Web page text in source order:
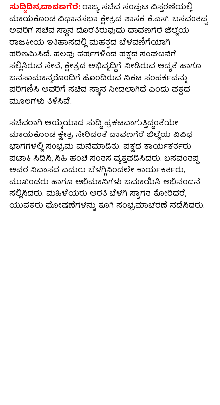
ಸುದ್ದಿದಿನ,ದಾವಣಗೆರೆ:ರಾಜ್ಯ ಸಚಿವ ಸಂಪುಟ ವಿಸ್ತರಣೆಯಲ್ಲಿ
ಮಾಯಕೊಂಡ ವಿಧಾನಸಭಾ ಕ್ಷೇತ್ರದ ಶಾಸಕ ಕೆ.ಎಸ್. ಬಸವಂತಪ್ಪ
ಅವರಿಗೆ ಸಚಿವ ಸ್ಥಾನ ದೊರೆತಿರುವುದು ದಾವಣಗೆರೆ ಜಿಲ್ಲೆಯ
ರಾಜಕೀಯ ಇತಿಹಾಸದಲ್ಲಿ ಮಹತ್ವದ ಬೆಳವಣಿಗೆಯಾಗಿ
ಪರಿಣಮಿಸಿದೆ. ಹಲವು ವರ್ಷಗಳಿಂದ ಪಕ್ಷದ ಸಂಘಟನೆಗೆ
ಸಲ್ಲಿಸಿರುವ ಸೇವೆ, ಕ್ಷೇತ್ರದ ಅಭಿವೃದ್ಧಿಗೆ ನೀಡಿರುವ ಆದ್ಯತೆ ಹಾಗೂ
ಜನಸಾಮಾನ್ಯರೊಂದಿಗೆ ಹೊಂದಿರುವ ನಿಕಟ ಸಂಪರ್ಕವನ್ನು
ಪರಿಗಣಿಸಿ ಅವರಿಗೆ ಸಚಿವ ಸ್ಥಾನ ನೀಡಲಾಗಿದೆ ಎಂದು ಪಕ್ಷದ
ಮೂಲಗಳು ತಿಳಿಸಿವೆ.
ಸಚಿವರಾಗಿ ಆಯ್ಕೆಯಾದ ಸುದ್ದಿ ಪ್ರಕಟವಾಗುತ್ತಿದ್ದಂತೆಯೇ
ಮಾಯಕೊಂಡ ಕ್ಷೇತ್ರ ಸೇರಿದಂತೆ ದಾವಣಗೆರೆ ಜಿಲ್ಲೆಯ ವಿವಿಧ
ಭಾಗಗಳಲ್ಲಿ ಸಂಭ್ರಮ ಮನೆಮಾಡಿತು. ಪಕ್ಷದ ಕಾರ್ಯಕರ್ತರು
ಪಟಾಕಿ ಸಿಡಿಸಿ, ಸಿಹಿ ಹಂಚಿ ಸಂತಸ ವ್ಯಕ್ತಪಡಿಸಿದರು. ಬಸವಂತಪ್ಪ
ಅವರ ನಿವಾಸದ ಎದುರು ಬೆಳಗ್ಗಿನಿಂದಲೇ ಕಾರ್ಯಕರ್ತರು,
ಮುಖಂಡರು ಹಾಗೂ ಅಭಿಮಾನಿಗಳು ಜಮಾಯಿಸಿ ಅಭಿನಂದನೆ
ಸಲ್ಲಿಸಿದರು. ಮಹಿಳೆಯರು ಆರತಿ ಬೆಳಗಿ ಸ್ವಾಗತ ಕೋರಿದರೆ,
ಯುವಕರು ಘೋಷಣೆಗಳನ್ನು ಕೂಗಿ ಸಂಭ್ರಮಾಚರಣೆ ನಡೆಸಿದರು.